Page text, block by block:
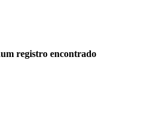
registro encontrado